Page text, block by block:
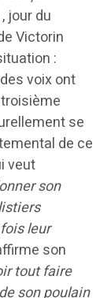
jour du
Victorin
:
voix ont
se
de ce
veut
son
leur
son
tout faire
son poulain